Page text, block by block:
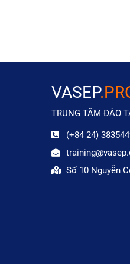
VASEP
TRUNG TÂM ĐÀO
(+84 24)
Số 10 Nguyễn